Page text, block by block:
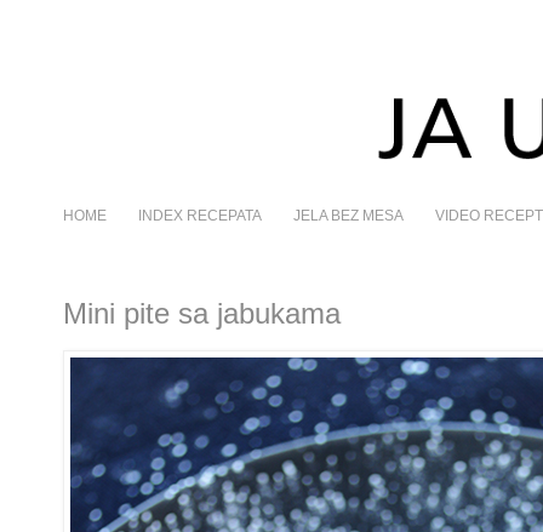
HOME INDEX RECEPATA JELA BEZ MESA VIDEO
Mini pite sa jabukama